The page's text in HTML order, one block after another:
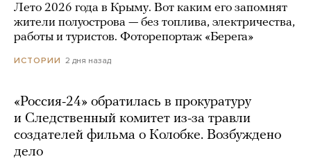
Лето 2026 года в Крыму. Вот каким его запомнят
жители полуострова — без топлива, электричества,
работы и туристов. Фоторепортаж «Берега»
ИСТОРИИ 2 дня назад
«Россия-24» обратилась в прокуратуру
и Следственный комитет из-за травли
создателей фильма о Колобке. Возбуждено
дело